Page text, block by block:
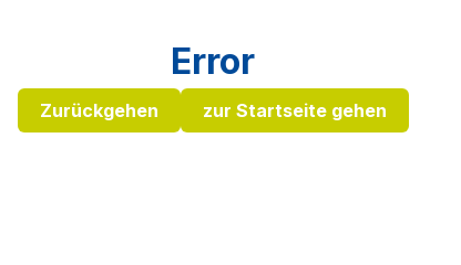
Error
Zurückgehen zur Startseite gehen